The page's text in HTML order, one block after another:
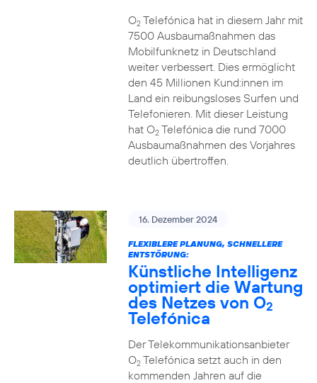
O2Telefónica hat in diesem Jahr mit
7500 Ausbaumaßnahmen das
Mobilfunknetz in Deutschland
weiter verbessert. Dies ermöglicht
den 45 Millionen Kund:innen im
Land ein reibungsloses Surfen und
Telefonieren. Mit dieser Leistung
hat O2Telefónica die rund 7000
Ausbaumaßnahmen des Vorjahres
deutlich übertroffen.
16. Dezember 2024
FLEXIBLERE PLANUNG, SCHNELLERE
ENTSTÖRUNG:
Künstliche Intelligenz
optimiert die Wartung
des Netzes von O2
Telefónica
Der Telekommunikationsanbieter
O2Telefónica setzt auch in den
kommenden Jahren auf die